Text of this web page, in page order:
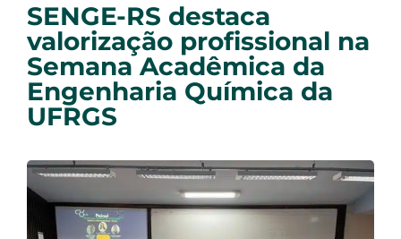
SENGE-RS destaca
valorização profissional na
Semana Acadêmica da
Engenharia Química da
UFRGS